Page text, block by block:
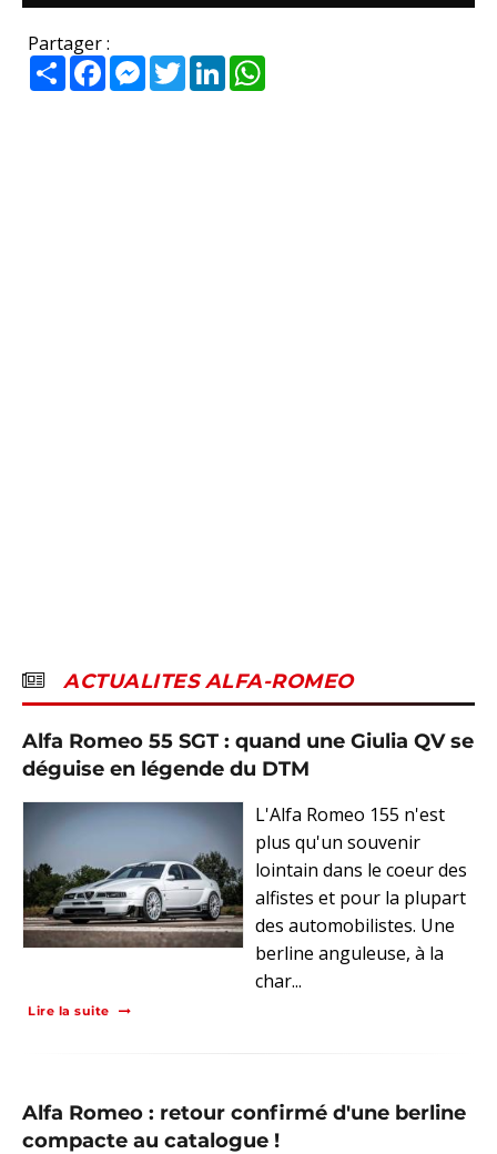
Partager :
PartagerFacebookMessenger
TwitterLinkedIn
ACTUALITES ALFA-ROMEO
Alfa Romeo 55 SGT : quand une Giulia QV se
déguise en légende du DTM
L'Alfa Romeo 155 n'est
plus qu'un souvenir
lointain dans le coeur des
alfistes et pour la plupart
des automobilistes. Une
berline anguleuse, à la
char...
Lire la suite
Alfa Romeo : retour confirmé d'une berline
compacte au catalogue !